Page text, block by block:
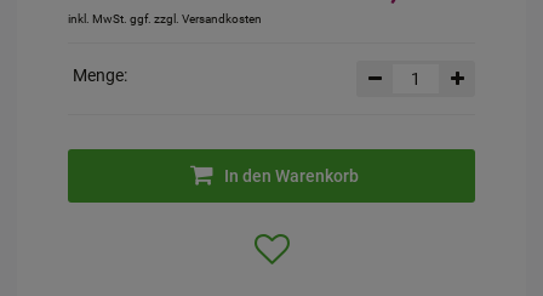
inkl. MwSt. ggf. zzgl. Versandkosten
Menge:
In den Warenkorb